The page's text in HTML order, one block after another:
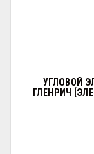
УГЛОВОЙ
ГЛЕНРИЧ